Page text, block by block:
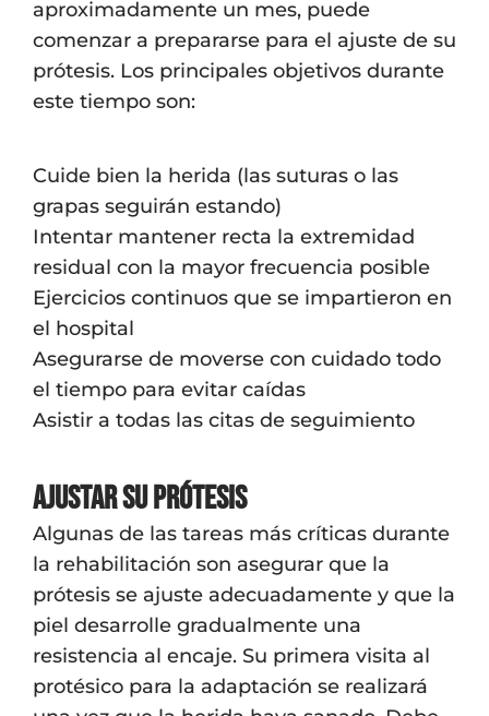
aproximadamente un mes, puede
comenzar a prepararse para el ajuste de su
prótesis. Los principales objetivos durante
este tiempo son:
Cuide bien la herida (las suturas o las
grapas seguirán estando)
Intentar mantener recta la extremidad
residual con la mayor frecuencia posible
Ejercicios continuos que se impartieron en
el hospital
Asegurarse de moverse con cuidado todo
el tiempo para evitar caídas
Asistir a todas las citas de seguimiento
Ajustar su prótesis
Algunas de las tareas más críticas durante
la rehabilitación son asegurar que la
prótesis se ajuste adecuadamente y que la
piel desarrolle gradualmente una
resistencia al encaje. Su primera visita al
protésico para la adaptación se realizará